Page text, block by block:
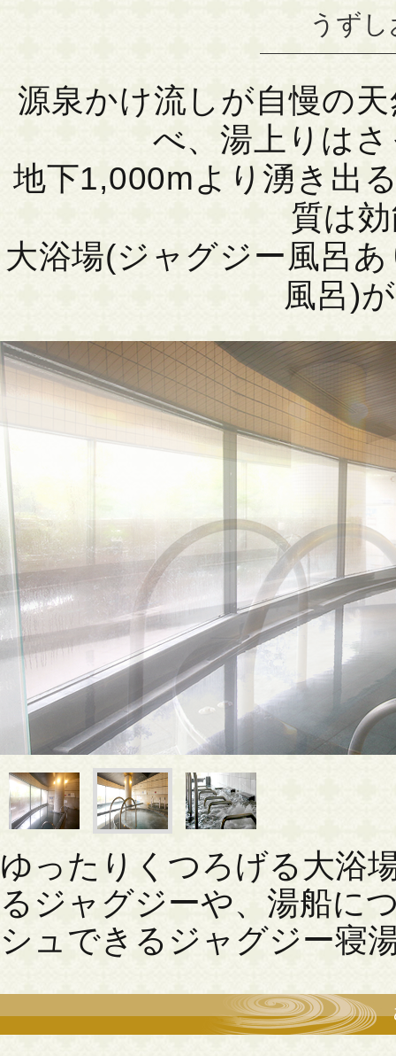
うず
源泉かけ流しが自慢の
べ、湯上りは
地下1,000mより湧き出
質は
大浴場(ジャグジー風呂
風呂)
ゆったりくつろげる大浴
るジャグジーや、湯船に
シュできるジャグジー寝